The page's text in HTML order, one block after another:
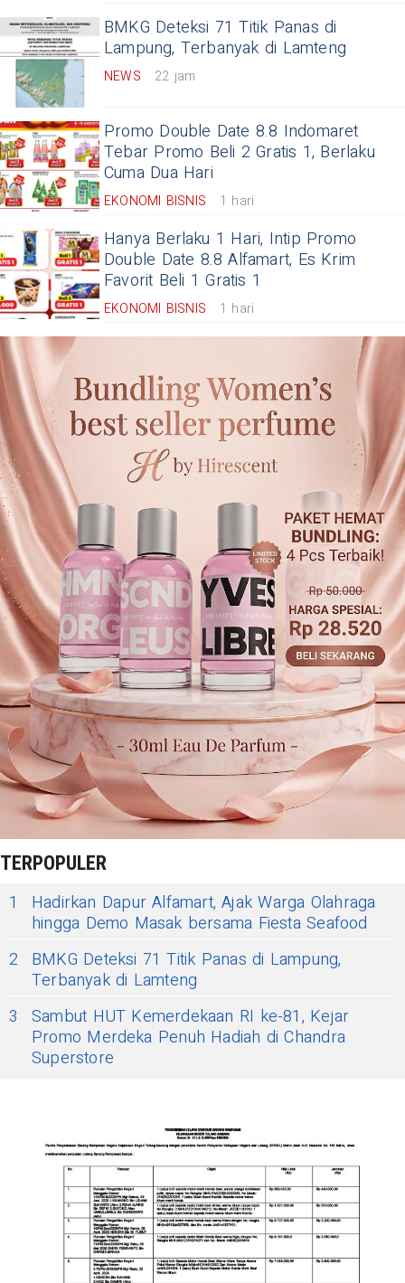
BMKG Deteksi 71 Titik Panas di
Lampung, Terbanyak di Lamteng
NEWS 22 jam
Promo Double Date 8.8 Indomaret
Tebar Promo Beli 2 Gratis 1, Berlaku
Cuma Dua Hari
EKONOMI BISNIS 1 hari
Hanya Berlaku 1 Hari, Intip Promo
Double Date 8.8 Alfamart, Es Krim
Favorit Beli 1 Gratis 1
EKONOMI BISNIS 1 hari
TERPOPULER
1
Hadirkan Dapur Alfamart, Ajak Warga Olahraga
hingga Demo Masak bersama Fiesta Seafood
2
BMKG Deteksi 71 Titik Panas di Lampung,
Terbanyak di Lamteng
3
Sambut HUT Kemerdekaan RI ke-81, Kejar
Promo Merdeka Penuh Hadiah di Chandra
Superstore